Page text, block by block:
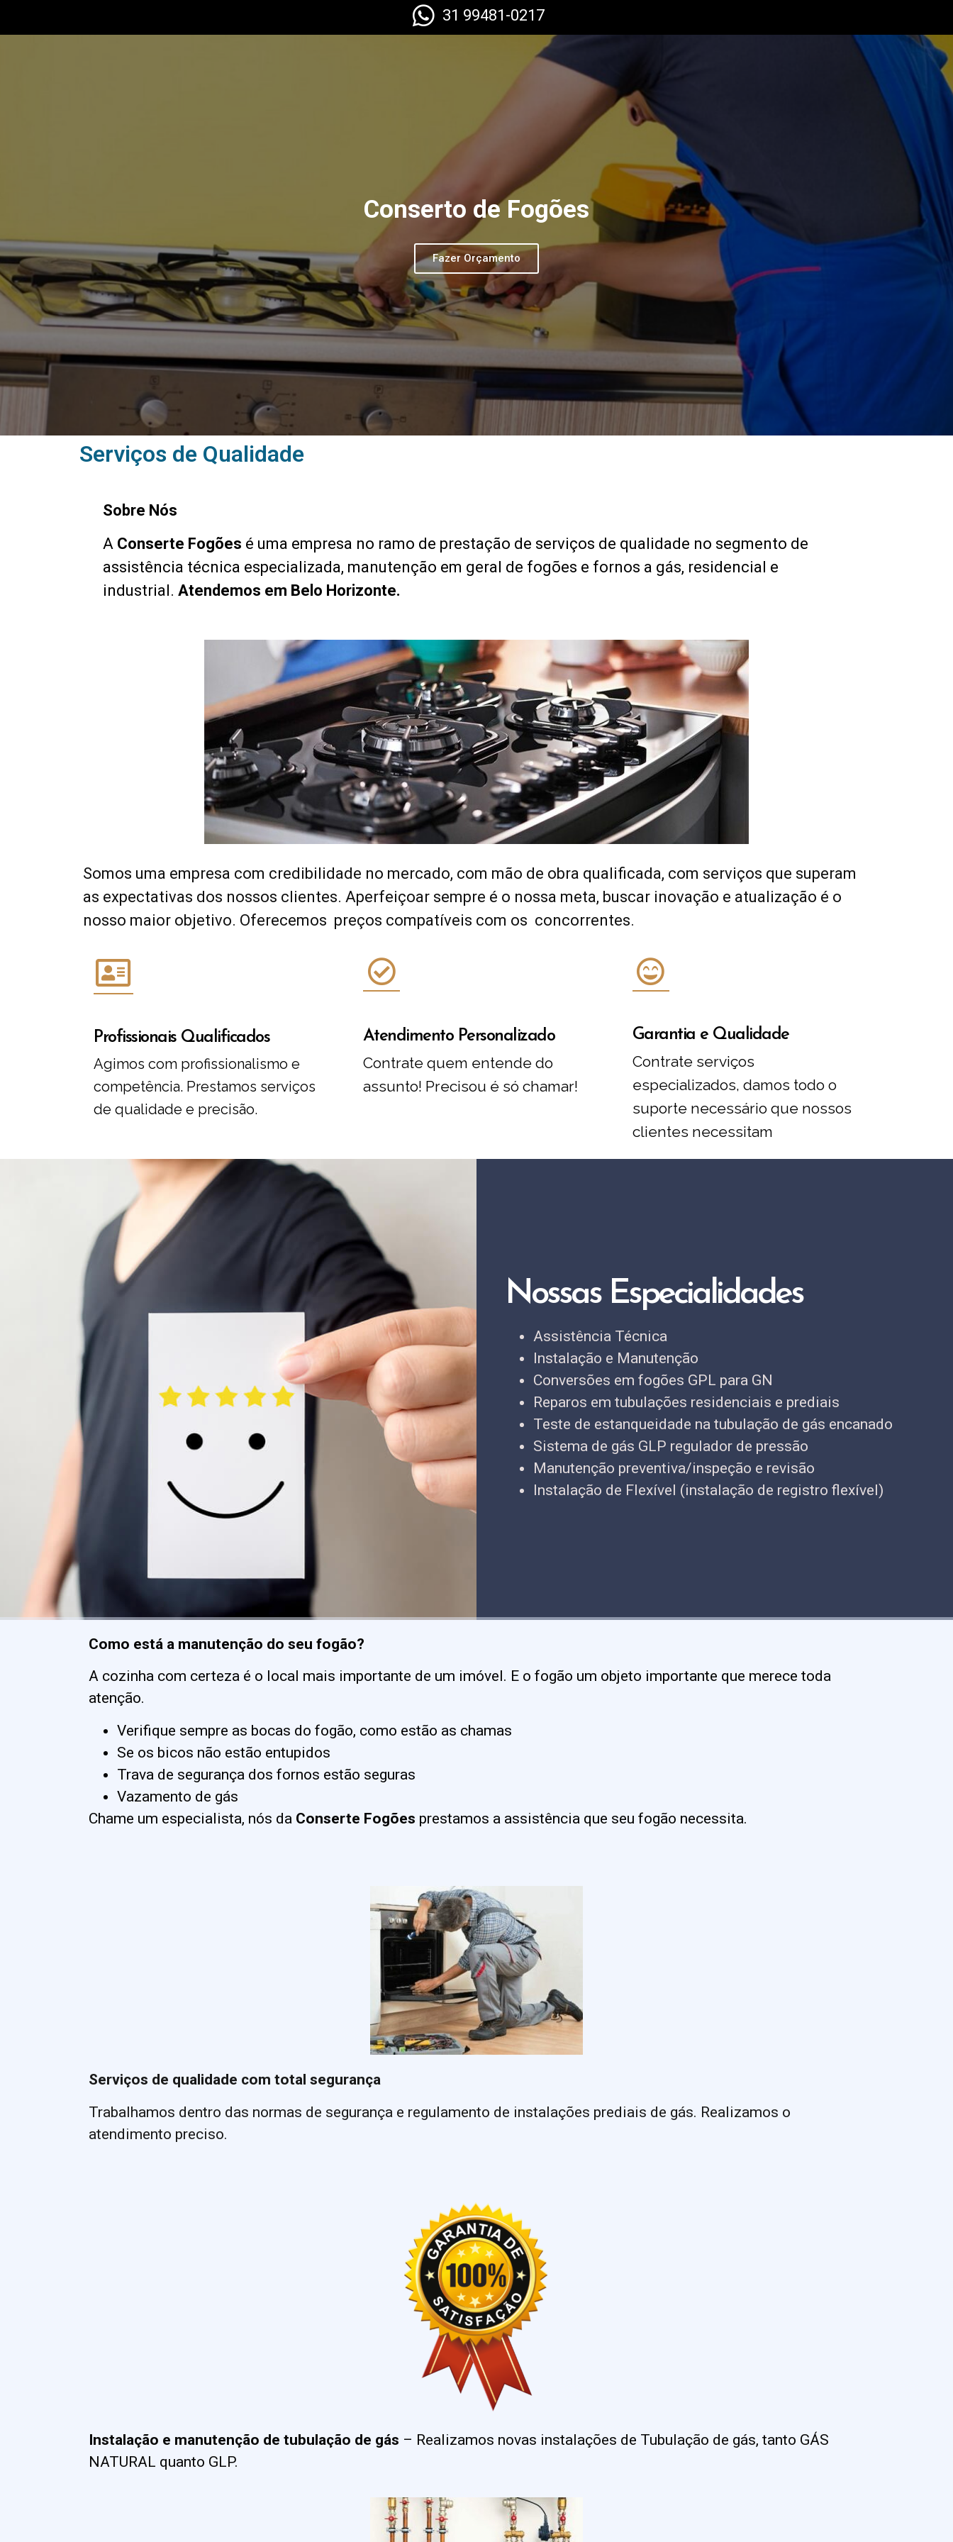
31 99481-0217
Conserto de Fogões
Fazer Orçamento
Serviços de Qualidade
Sobre Nós
A Conserte Fogões é uma empresa no ramo de prestação de serviços de qualidade no segmento de
assistência técnica especializada, manutenção em geral de fogões e fornos a gás, residencial e
industrial. Atendemos em Belo Horizonte.
Somos uma empresa com credibilidade no mercado, com mão de obra qualificada, com serviços que superam
as expectativas dos nossos clientes. Aperfeiçoar sempre é o nossa meta, buscar inovação e atualização é o
nosso maior objetivo. Oferecemos preços compatíveis com os concorrentes.
Profissionais Qualificados
Agimos com profissionalismo e
competência. Prestamos serviços
de qualidade e precisão.
Atendimento Personalizado
Contrate quem entende do
assunto! Precisou é só chamar!
Garantia e Qualidade
Contrate serviços
especializados, damos todo o
suporte necessário que nossos
clientes necessitam
Nossas Especialidades
Assistência Técnica
Instalação e Manutenção
Conversões em fogões GPL para GN
Reparos em tubulações residenciais e prediais
Teste de estanqueidade na tubulação de gás encanado
Sistema de gás GLP regulador de pressão
Manutenção preventiva/inspeção e revisão
Instalação de Flexível (instalação de registro flexível)
Como está a manutenção do seu fogão?
A cozinha com certeza é o local mais importante de um imóvel. E o fogão um objeto importante que merece toda
atenção.
Verifique sempre as bocas do fogão, como estão as chamas
Se os bicos não estão entupidos
Trava de segurança dos fornos estão seguras
Vazamento de gás
Chame um especialista, nós da Conserte Fogões prestamos a assistência que seu fogão necessita.
Serviços de qualidade com total segurança
Trabalhamos dentro das normas de segurança e regulamento de instalações prediais de gás. Realizamos o
atendimento preciso.
Instalação e manutenção de tubulação de gás – Realizamos novas instalações de Tubulação de gás, tanto GÁS
NATURAL quanto GLP.